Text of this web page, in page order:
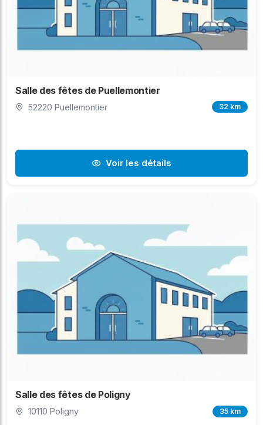
Salle des fêtes de Puellemontier
52220 Puellemontier 32 km
Voir les détails
Salle des fêtes de Poligny
10110 Poligny 35 km